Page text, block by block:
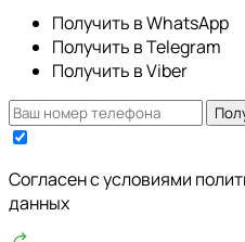
Получить в WhatsApp
Получить в Telegram
Получить в Viber
Cогласен с условиями
данных